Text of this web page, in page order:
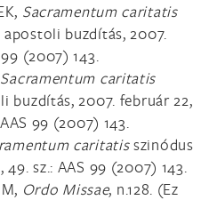
Sacramentum caritatis
buzdítás, 2007.
(2007) 143.
Sacramentum caritatis
buzdítás, 2007. február 22,
99 (2007) 143.
caritatisszinódus
sz.: AAS 99 (2007) 143.
Ordo Missae, n.128. (Ez